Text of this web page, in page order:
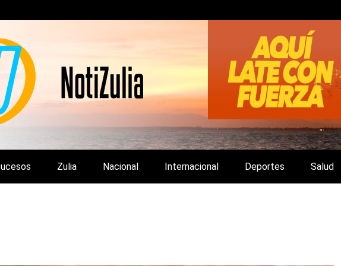
VENEZUELA Y DE INTERÉS GENERAL.
Zulia Nacional Internacional Deportes Salud